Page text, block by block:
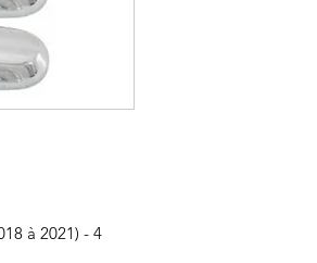
à 2021) - 4